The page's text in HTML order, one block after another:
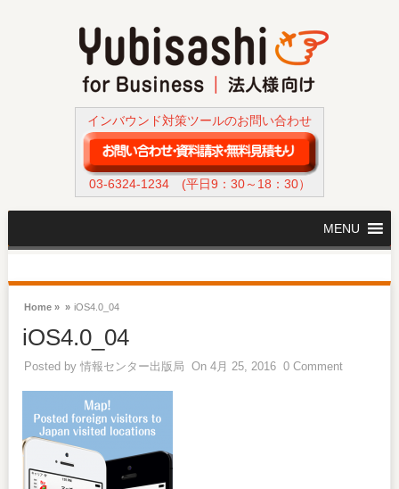
インバウンド対策ツールのお問い合わせ
03-6324-1234(平日9：30～18：30）
MENU
Home » » iOS4.0_04
iOS4.0_04
Posted by 情報センター出版局 On 4月 25, 2016 0 Comment